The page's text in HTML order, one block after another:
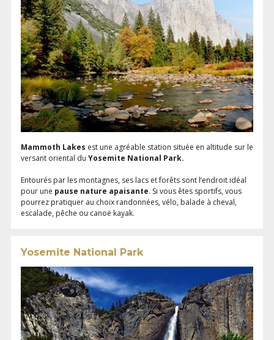
Mammoth Lakes est une agréable station située en altitude sur le
versant oriental du Yosemite National Park.
Entourés par les montagnes, ses lacs et forêts sont l’endroit idéal
pour une pause nature apaisante. Si vous êtes sportifs, vous
pourrez pratiquer au choix randonnées, vélo, balade à cheval,
escalade, pêche ou canoë kayak.
Yosemite National Park